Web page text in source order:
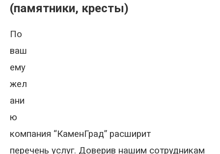
(памятники, кресты)
По
ваш
ему
жел
ани
ю
компания “КаменГрад” расширит
перечень услуг. Доверив нашим сотрудникам